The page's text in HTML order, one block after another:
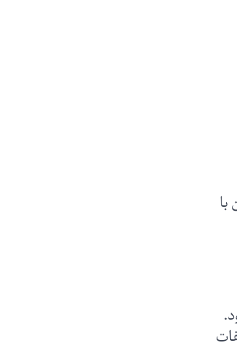
پلی اتیلن با